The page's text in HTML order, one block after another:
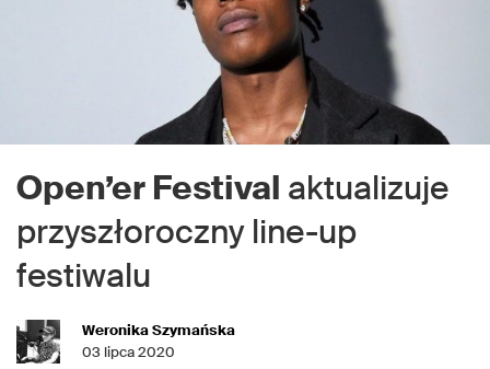
Open’er Festival aktualizuje
przyszłoroczny line-up
festiwalu
Weronika Szymańska
03 lipca 2020